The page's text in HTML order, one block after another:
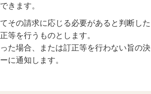
きます。
その請求に応じる必要があると判断した
等を行うものとします。
た場合、または訂正等を行わない旨の決
に通知します。